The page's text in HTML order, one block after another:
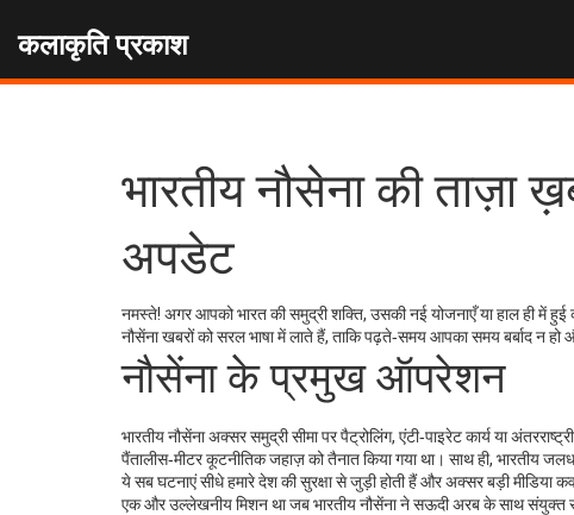
कलाकृति प्रकाश
भारतीय नौसेना की ताज़ा
अपडेट
नमस्ते! अगर आपको भारत की समुद्री शक्ति, उसकी नई योजनाएँ या हाल ही में
नौसेंना खबरों को सरल भाषा में लाते हैं, ताकि पढ़ते‑समय आपका समय बर्बाद न
नौसेंना के प्रमुख ऑपरेशन
भारतीय नौसेंना अक्सर समुद्री सीमा पर पैट्रोलिंग, एंटी‑पाइरेट कार्य या
पैंतालीस‑मीटर कूटनीतिक जहाज़ को तैनात किया गया था। साथ ही,
ये सब घटनाएं सीधे हमारे देश की सुरक्षा से जुड़ी होती हैं और अक्सर बड़ी मीडिया
एक और उल्लेखनीय मिशन था जब भारतीय नौसेंना ने सऊदी अरब के साथ संयुक्त